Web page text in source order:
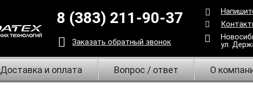
8 (383) 211-90-37
Заказать обратный звонок
ул.
Доставка и оплата Вопрос / ответ О